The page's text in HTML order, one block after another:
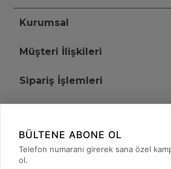
Kurumsal
Müşteri İlişkileri
Sipariş İşlemleri
+90 (850) 473
BÜLTENE ABONE OL
Telefon numaranı girerek sana özel
ol.